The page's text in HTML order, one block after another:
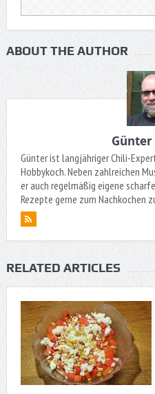
ABOUT THE AUTHOR
Günter
Günter ist langjähriger Chili-
Hobbykoch. Neben zahlreichen
er auch regelmäßig eigene
Rezepte gerne zum Nachkochen
RELATED ARTICLES